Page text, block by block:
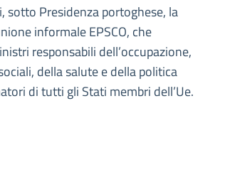
sotto Presidenza portoghese, la
informale EPSCO, che
responsabili dell’occupazione,
della salute e della politica
di tutti gli Stati membri dell’Ue.